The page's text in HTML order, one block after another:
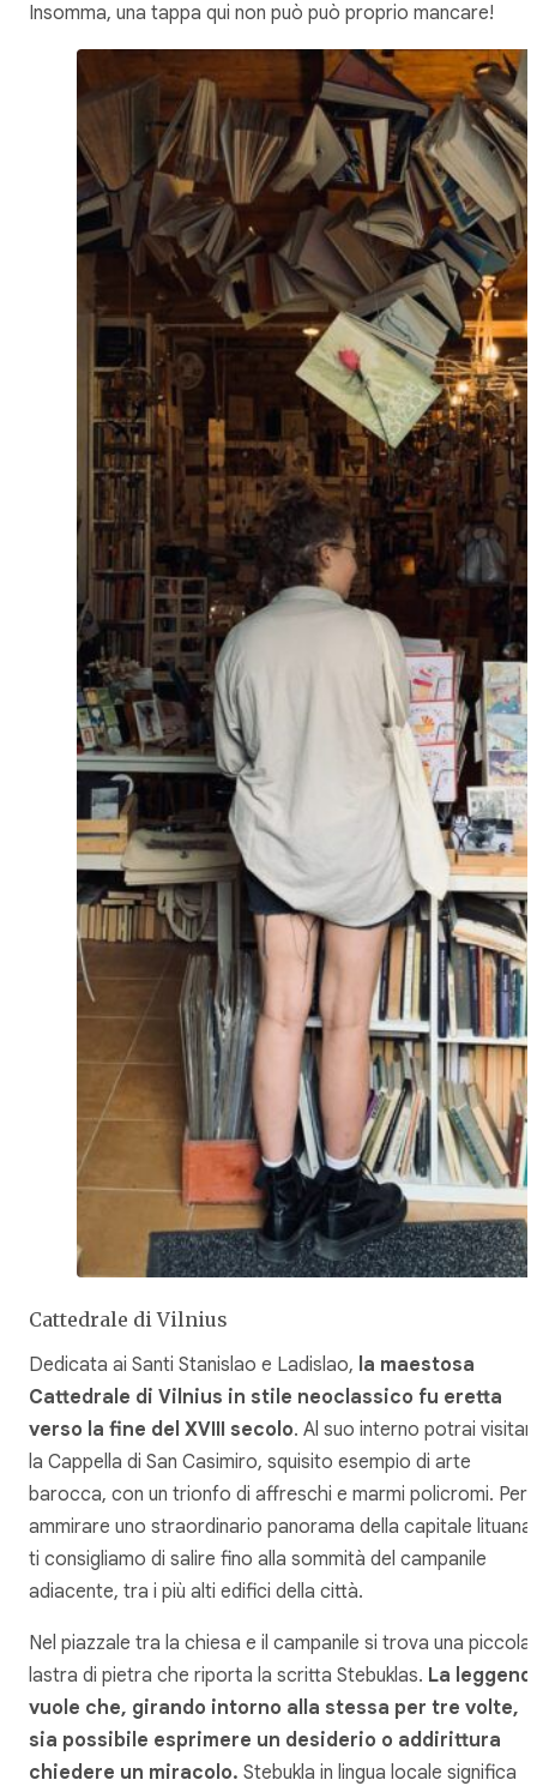
Insomma, una tappa qui non può può proprio mancare!
Cattedrale di Vilnius
Dedicata ai Santi Stanislao e Ladislao, la maestosa
Cattedrale di Vilnius in stile neoclassico fu eretta
verso la fine del XVIII secolo. Al suo interno potrai
la Cappella di San Casimiro, squisito esempio di arte
barocca, con un trionfo di affreschi e marmi policromi. Per
ammirare uno straordinario panorama della capitale lituana
ti consigliamo di salire fino alla sommità del campanile
adiacente, tra i più alti edifici della città.
Nel piazzale tra la chiesa e il campanile si trova una piccola
lastra di pietra che riporta la scritta Stebuklas. La
vuole che, girando intorno alla stessa per tre volte,
sia possibile esprimere un desiderio o addirittura
chiedere un miracolo. Stebukla in lingua locale significa